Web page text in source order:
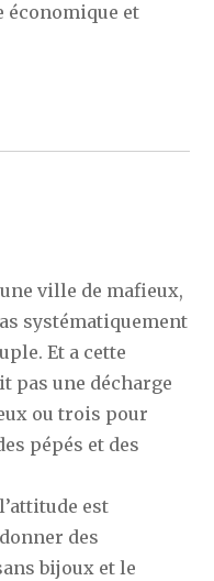
économique et
ville de mafieux,
systématiquement
Et a cette
pas une décharge
ou trois pour
pépés et des
est
des
bijoux et le